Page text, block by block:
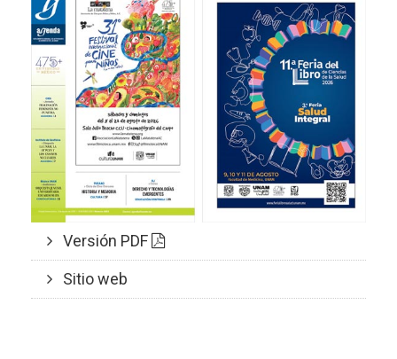
Versión PDF
Sitio web